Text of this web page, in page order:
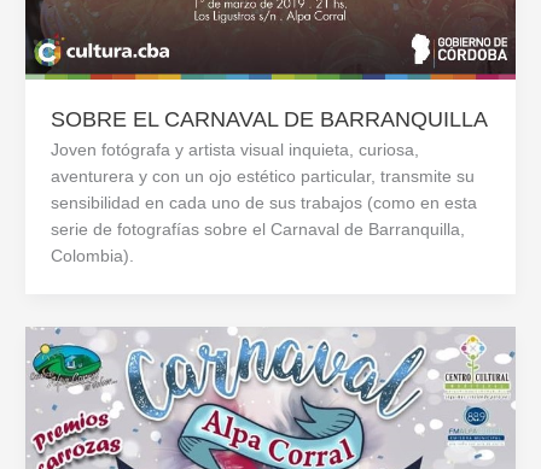
SOBRE EL CARNAVAL DE BARRANQUILLA
Joven fotógrafa y artista visual inquieta, curiosa,
aventurera y con un ojo estético particular, transmite su
sensibilidad en cada uno de sus trabajos (como en esta
serie de fotografías sobre el Carnaval de Barranquilla,
Colombia).